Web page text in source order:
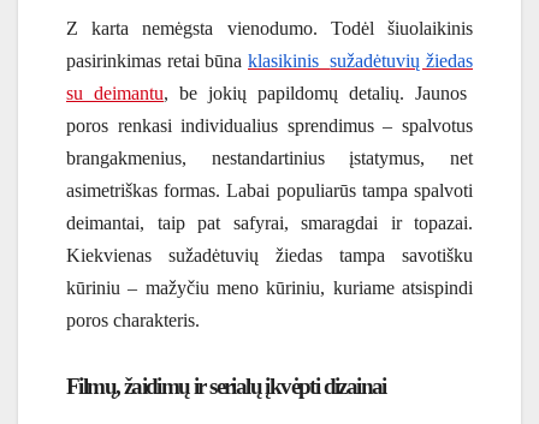
Z karta nemėgsta vienodumo. Todėl šiuolaikinis
pasirinkimas retai būna klasikinis sužadėtuvių žiedas
su deimantu, be jokių papildomų detalių. Jaunos
poros renkasi individualius sprendimus – spalvotus
brangakmenius, nestandartinius įstatymus, net
asimetriškas formas. Labai populiarūs tampa spalvoti
deimantai, taip pat safyrai, smaragdai ir topazai.
Kiekvienas sužadėtuvių žiedas tampa savotišku
kūriniu – mažyčiu meno kūriniu, kuriame atsispindi
poros charakteris.
Filmų, žaidimų ir serialų įkvėpti dizainai